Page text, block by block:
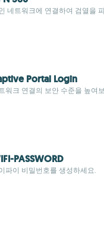
네트워크에 연결하여 검열을
Portal Login
워크 연결의 보안 수준을 높여
PASSWORD
파이 비밀번호를 생성하세요.